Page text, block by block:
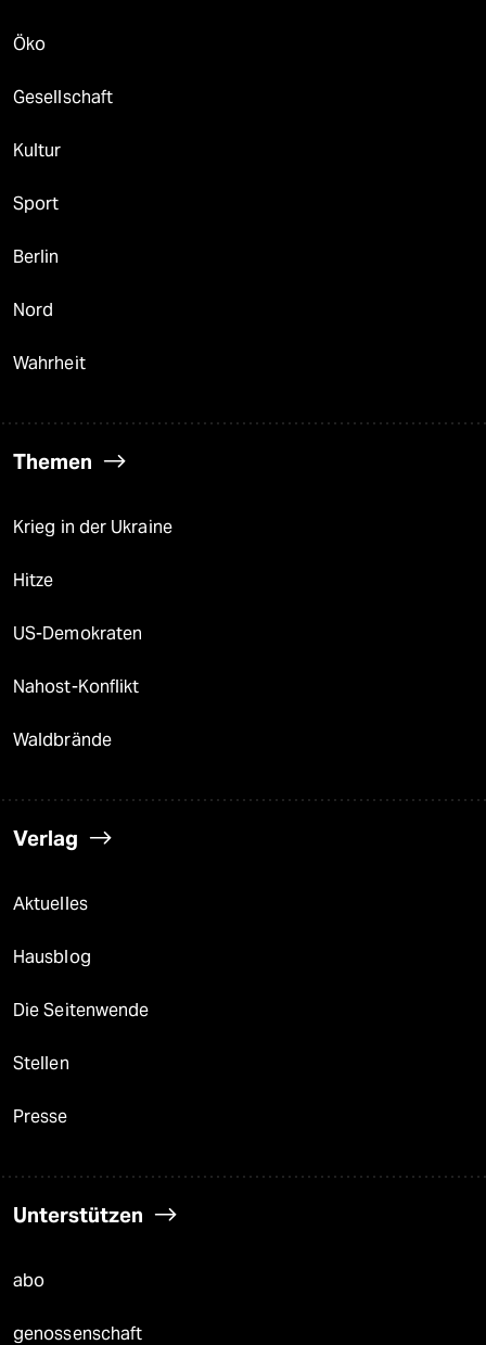
Öko
Gesellschaft
Kultur
Sport
Berlin
Nord
Wahrheit
Themen
Krieg in der Ukraine
Hitze
US-Demokraten
Nahost-Konflikt
Waldbrände
Verlag
Aktuelles
Hausblog
Die Seitenwende
Stellen
Presse
Unterstützen
abo
genossenschaft